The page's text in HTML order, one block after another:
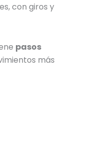
con giros y
pasos
más